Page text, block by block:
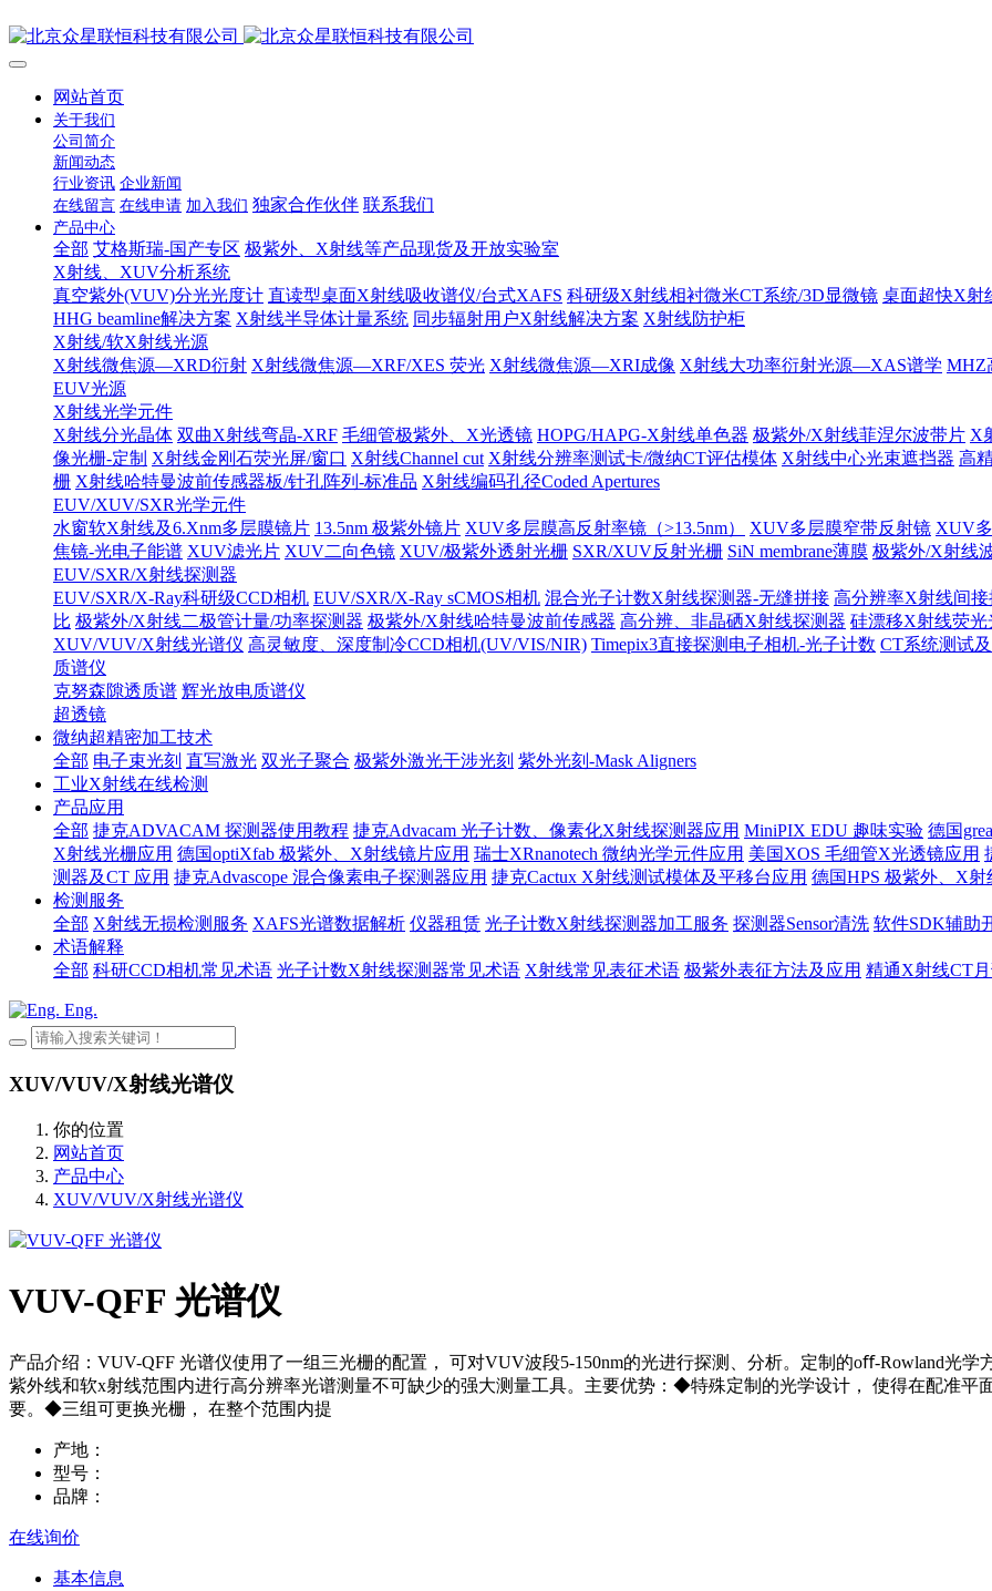
网站首页
关于我们
公司简介
新闻动态
行业资讯 企业新闻
在线留言 在线申请 加入我们 独家合作伙伴 联系我们
产品中心
全部 艾格斯瑞-国产专区 极紫外、X射线等产品现货及开放实验室
X射线、XUV分析系统
真空紫外(VUV)分光光度计 直读型桌面X射线吸收谱仪/台式XAFS 科研级X射线相衬微米CT系统/3D显微镜 桌面超快X射
HHG beamline解决方案 X射线半导体计量系统 同步辐射用户X射线解决方案 X射线防护柜
X射线/软X射线光源
X射线微焦源—XRD衍射 X射线微焦源—XRF/XES 荧光 X射线微焦源—XRI成像 X射线大功率衍射光源—XAS谱学 MHZ
EUV光源
X射线光学元件
X射线分光晶体 双曲X射线弯晶-XRF 毛细管极紫外、X光透镜 HOPG/HAPG-X射线单色器 极紫外/X射线菲涅尔波带片 X
像光栅-定制 X射线金刚石荧光屏/窗口 X射线Channel cut X射线分辨率测试卡/微纳CT评估模体 X射线中心光束遮挡器 高
栅 X射线哈特曼波前传感器板/针孔阵列-标准品 X射线编码孔径Coded Apertures
EUV/XUV/SXR光学元件
水窗软X射线及6.Xnm多层膜镜片 13.5nm 极紫外镜片 XUV多层膜高反射率镜（>13.5nm） XUV多层膜窄带反射镜 XUV
焦镜-光电子能谱 XUV滤光片 XUV二向色镜 XUV/极紫外透射光栅 SXR/XUV反射光栅 SiN membrane薄膜 极紫外/X射线
EUV/SXR/X射线探测器
EUV/SXR/X-Ray科研级CCD相机 EUV/SXR/X-Ray sCMOS相机 混合光子计数X射线探测器-无缝拼接 高分辨率X射线间
比 极紫外/X射线二极管计量/功率探测器 极紫外/X射线哈特曼波前传感器 高分辨、非晶硒X射线探测器 硅漂移X射线荧光
XUV/VUV/X射线光谱仪 高灵敏度、深度制冷CCD相机(UV/VIS/NIR) Timepix3直接探测电子相机-光子计数 CT系统测试
质谱仪
克努森隙透质谱 辉光放电质谱仪
超透镜
微纳超精密加工技术
全部 电子束光刻 直写激光 双光子聚合 极紫外激光干涉光刻 紫外光刻-Mask Aligners
工业X射线在线检测
产品应用
全部 捷克ADVACAM 探测器使用教程 捷克Advacam 光子计数、像素化X射线探测器应用 MiniPIX EDU 趣味实验 德国
X射线光栅应用 德国optiXfab 极紫外、X射线镜片应用 瑞士XRnanotech 微纳光学元件应用 美国XOS 毛细管X光透镜应用
测器及CT 应用 捷克Advascope 混合像素电子探测器应用 捷克Cactux X射线测试模体及平移台应用 德国HPS 极紫外、X
检测服务
全部 X射线无损检测服务 XAFS光谱数据解析 仪器租赁 光子计数X射线探测器加工服务 探测器Sensor清洗 软件SDK辅助
术语解释
全部 科研CCD相机常见术语 光子计数X射线探测器常见术语 X射线常见表征术语 极紫外表征方法及应用 精通X射线CT
Eng.
XUV/VUV/X射线光谱仪
你的位置
网站首页
产品中心
XUV/VUV/X射线光谱仪
VUV-QFF 光谱仪
产品介绍：VUV-QFF 光谱仪使用了一组三光栅的配置， 可对VUV波段5-150nm的光进行探测、分析。定制的oﬀ-Rowland光
紫外线和软x射线范围内进行高分辨率光谱测量不可缺少的强大测量工具。主要优势：◆特殊定制的光学设计， 使得在配准平
要。◆三组可更换光栅， 在整个范围内提
产地：
型号：
品牌：
在线询价
基本信息